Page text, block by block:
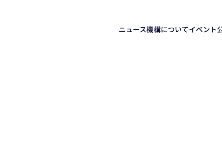
ニュース機構についてイベント